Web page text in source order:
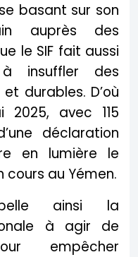
basant sur son
auprès des
le SIF fait aussi
insuffler des
durables. D’où
avec 115
déclaration
en lumière le
au Yémen.
ainsi la
à agir de
empêcher